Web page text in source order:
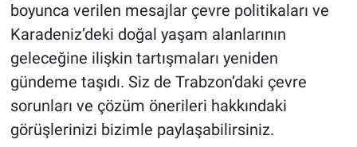
boyunca verilen mesajlar çevre politikaları ve
Karadeniz’deki doğal yaşam alanlarının
geleceğine ilişkin tartışmaları yeniden
gündeme taşıdı. Siz de Trabzon’daki çevre
sorunları ve çözüm önerileri hakkındaki
görüşlerinizi bizimle paylaşabilirsiniz.